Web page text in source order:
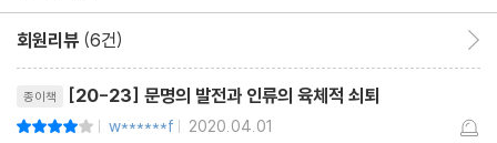
에필로그
해제: 인류 진화와 문명, 그리고 질병
회원리뷰 (6건)
종이책 [20-23] 문명의 발전과 인류의 육체적 쇠퇴
| w******f | 2020.04.01